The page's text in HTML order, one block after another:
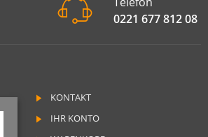
0221 677 812 08
KONTAKT
IHR KONTO